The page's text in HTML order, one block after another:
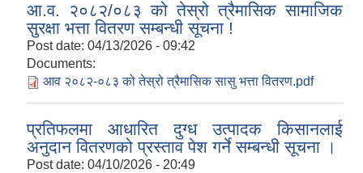
आ.व. २०८२/०८३ को तेस्रो त्रैमासिक सामाजिक
सुरक्षा भत्ता वितरण सम्बन्धी सूचना !
Post date: 04/13/2026 - 09:42
Documents:
आव २०८२-०८३ को तेस्रो त्रैमासिक सासु भत्ता वितरण.pdf
प्रतिफलमा आधारित दुग्ध उत्पादक किसानलाई
अनुदान वितरणको प्रस्ताव पेश गर्ने सम्बन्धी सूचना ।
Post date: 04/10/2026 - 20:49